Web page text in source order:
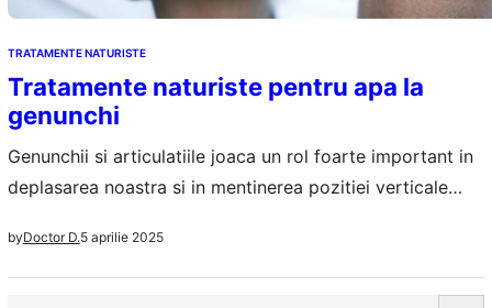
TRATAMENTE NATURISTE
Tratamente naturiste pentru apa la
genunchi
Genunchii si articulatiile joaca un rol foarte important in
deplasarea noastra si in mentinerea pozitiei verticale
timpul, lichidul sinovial, doar ca in anumite situatii acest
lichid se acumuleaza in exces si apare hidartroza sau
byDoctor D.5 aprilie 2025